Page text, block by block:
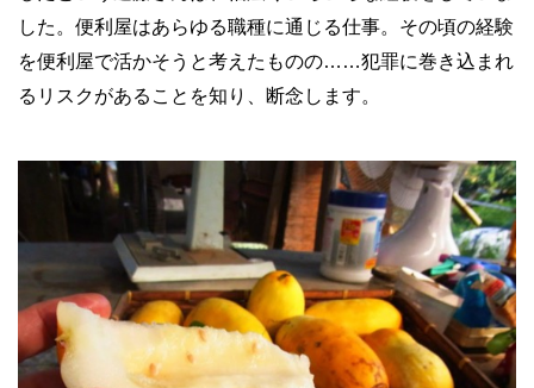
した。便利屋はあらゆる職種に通じる仕事。その頃の経験
を便利屋で活かそうと考えたものの……犯罪に巻き込まれ
るリスクがあることを知り、断念します。